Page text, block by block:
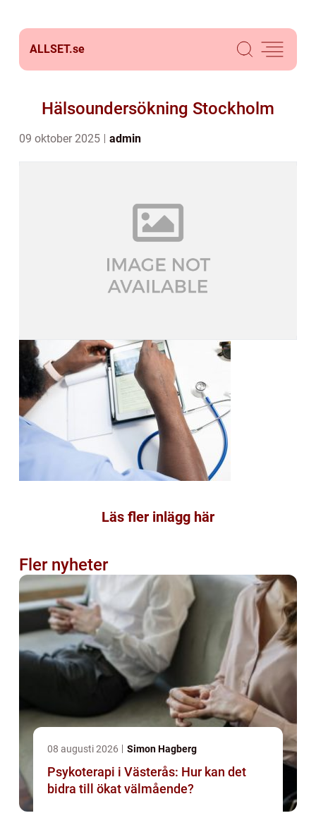
ALLSET.se
Hälsoundersökning Stockholm
09 oktober 2025 admin
Läs fler inlägg här
Fler nyheter
08 augusti 2026 Simon Hagberg
Psykoterapi i Västerås: Hur kan det
bidra till ökat välmående?